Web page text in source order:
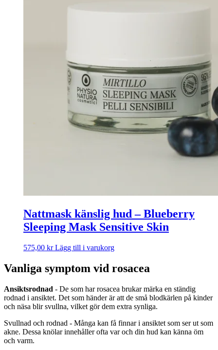
Nattmask känslig hud – Blueberry
Sleeping Mask Sensitive Skin
575,00 kr Lägg till i varukorg
Vanliga symptom vid rosacea
Ansiktsrodnad - De som har rosacea brukar märka en ständig
rodnad i ansiktet. Det som händer är att de små blodkärlen på kinder
och näsa blir svullna, vilket gör dem extra synliga.
Svullnad och rodnad - Många kan få finnar i ansiktet som ser ut som
akne. Dessa knölar innehåller ofta var och din hud kan känna öm
och varm.